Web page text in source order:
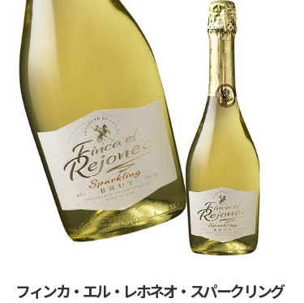
フィンカ・エル・レホネオ・スパークリング